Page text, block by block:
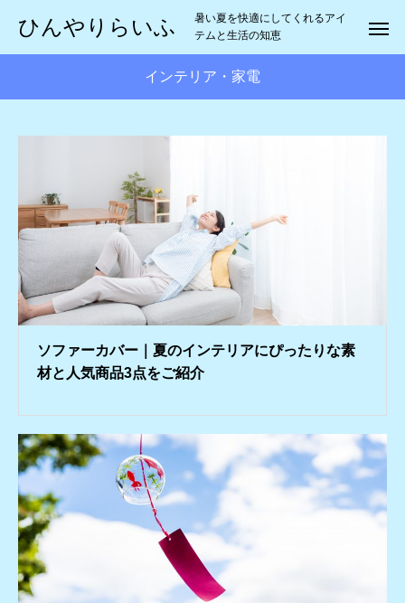
ひんやりらいふ
暑い夏を快適にしてくれるアイ
テムと生活の知恵
インテリア・家電
ソファーカバー｜夏のインテリアにぴったりな素
材と人気商品3点をご紹介